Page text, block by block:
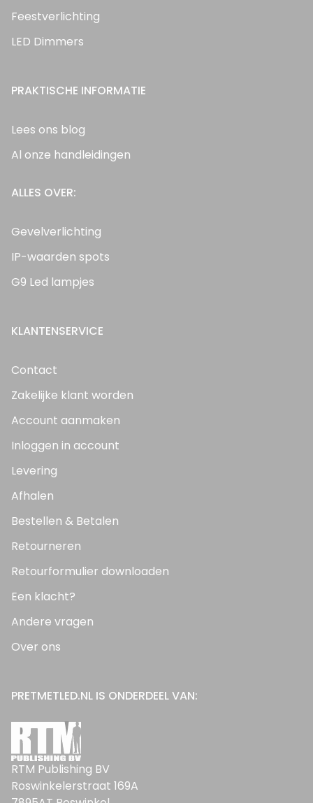
Feestverlichting
LED Dimmers
PRAKTISCHE INFORMATIE
Lees ons blog
Al onze handleidingen
ALLES OVER:
Gevelverlichting
IP-waarden spots
G9 Led lampjes
KLANTENSERVICE
Contact
Zakelijke klant worden
Account aanmaken
Inloggen in account
Levering
Afhalen
Bestellen & Betalen
Retourneren
Retourformulier downloaden
Een klacht?
Andere vragen
Over ons
PRETMETLED.NL IS ONDERDEEL VAN:
RTM Publishing BV
Roswinkelerstraat 169A